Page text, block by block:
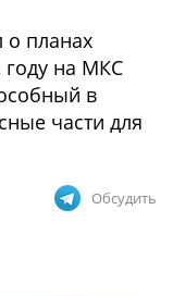
о планах
году на МКС
в
части для
Обсудить